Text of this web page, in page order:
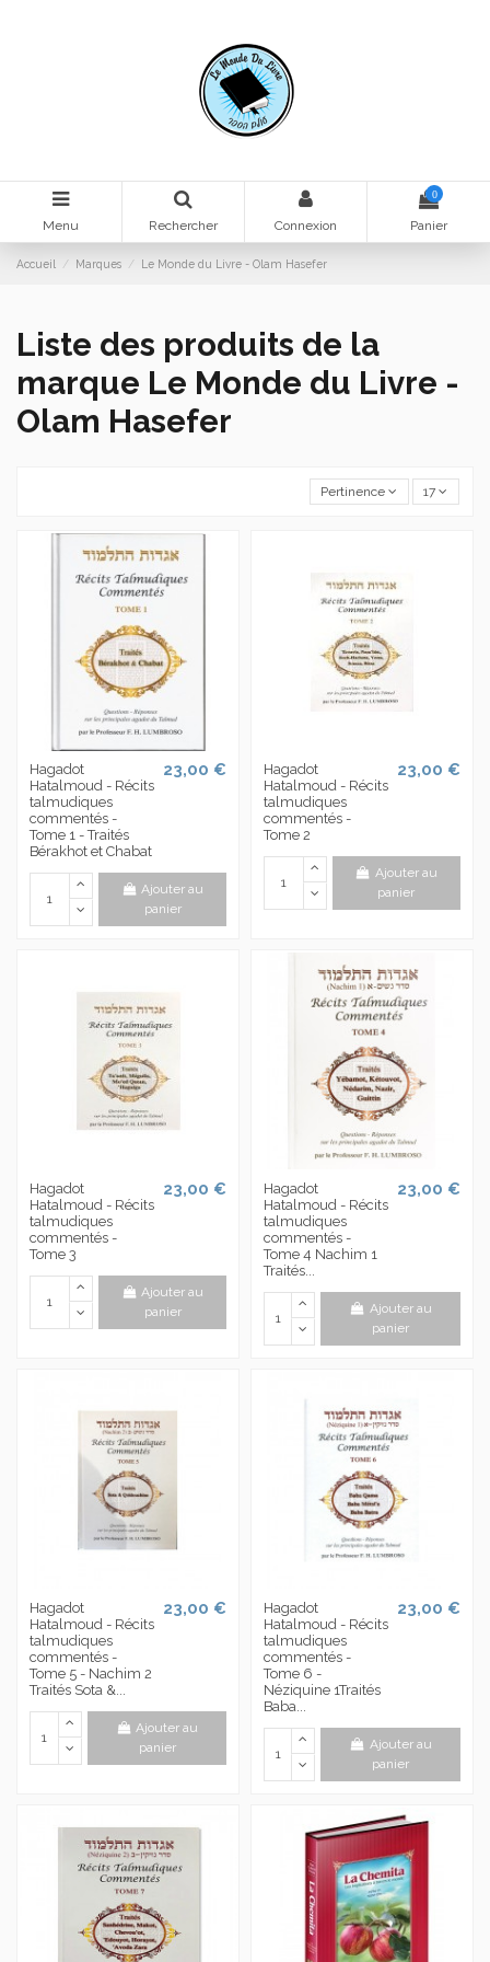
Menu Rechercher Connexion
0
Panier
Accueil Marques Le Monde du Livre - Olam Hasefer
Liste des produits de la
marque Le Monde du Livre -
Olam Hasefer
Pertinence 17
Hagadot
Hatalmoud - Récits
talmudiques
commentés -
Tome 1 - Traités
Bérakhot et Chabat
23,00 €
Ajouter au
panier
Hagadot
Hatalmoud - Récits
talmudiques
commentés -
Tome 2
23,00 €
Ajouter au
panier
Hagadot
Hatalmoud - Récits
talmudiques
commentés -
Tome 3
23,00 €
Ajouter au
panier
Hagadot
Hatalmoud - Récits
talmudiques
commentés -
Tome 4 Nachim 1
Traités...
23,00 €
Ajouter au
panier
Hagadot
Hatalmoud - Récits
talmudiques
commentés -
Tome 5 - Nachim 2
Traités Sota &...
23,00 €
Ajouter au
panier
Hagadot
Hatalmoud - Récits
talmudiques
commentés -
Tome 6 -
Néziquine 1Traités
Baba...
23,00 €
Ajouter au
panier